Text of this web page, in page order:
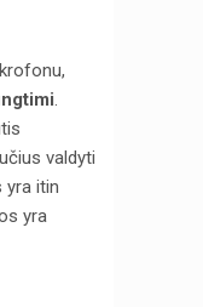
.
valdyti
yra itin
yra